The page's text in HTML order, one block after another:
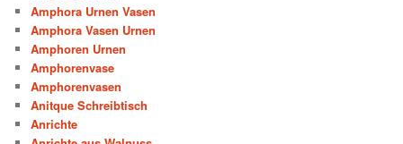
Amphora Urnen Vasen
Amphora Vasen Urnen
Amphoren Urnen
Amphorenvase
Amphorenvasen
Anitque Schreibtisch
Anrichte